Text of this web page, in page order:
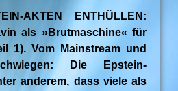
AKTEN ENTHÜLLEN:
als »Brutmaschine« für
1). Vom Mainstream und
Die Epstein-
anderem, dass viele als